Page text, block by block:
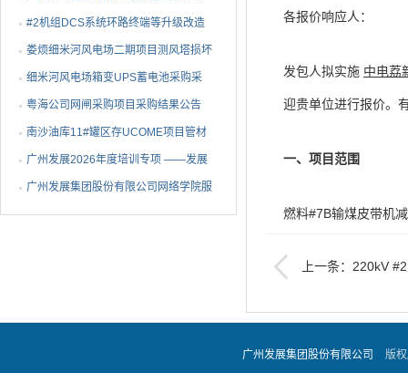
各报价响应人：
发包人拟实施 中电荔
迎贵单位进行报价。
一、项目范围
燃料#7B输煤皮带机
年，内部密封件和油
更换，并调整传动中
上一条：220kV
PE管道定位仪采购项目采...
#2机组DCS系统环路终端等升级改造
物资公开询比采购采购结...
娄烦细米河风电场二期项目测风塔损坏
设备采购采购结果公告
细米河风电场箱变UPS蓄电池采购采
购结果公告
粤海公司网闸采购项目采购结果公告
南沙油库11#罐区存UCOME项目管材
采购采购结果公告
广州发展2026年度培训专项 ——发展
大讲堂、中高层领导干...
广州发展集团股份有限公司网络学院服
务采购结果公告
广州发展集团股份有限公司 版